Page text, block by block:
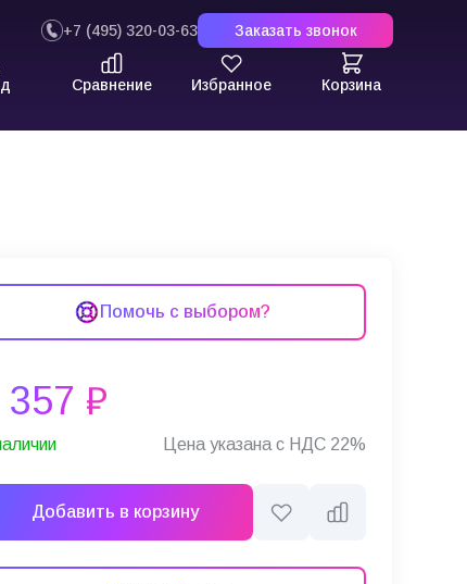
+7 (495) 320-03-63 Заказать звонок
Сравнение Избранное Корзина
Помочь с выбором?
357 ₽
Цена указана с НДС 22%
Добавить в корзину